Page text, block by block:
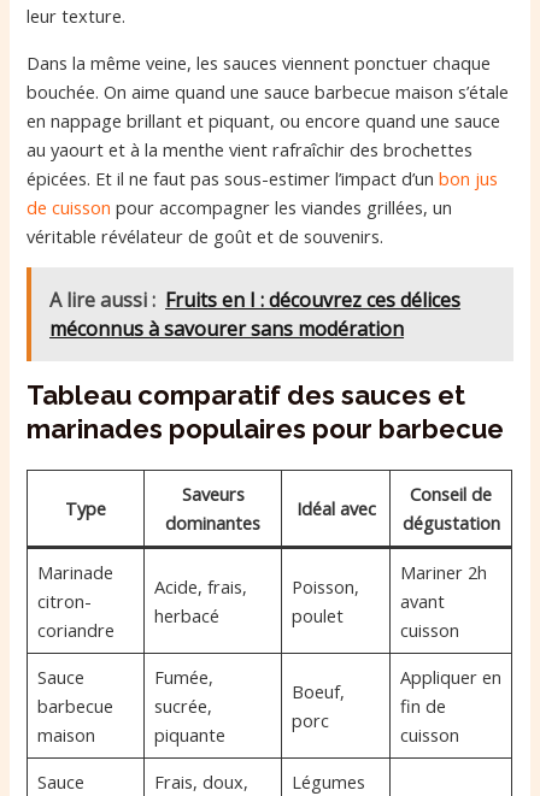
leur texture.
Dans la même veine, les sauces viennent ponctuer chaque
bouchée. On aime quand une sauce barbecue maison s’étale
en nappage brillant et piquant, ou encore quand une sauce
au yaourt et à la menthe vient rafraîchir des brochettes
épicées. Et il ne faut pas sous-estimer l’impact d’unbon jus
de cuisson pour accompagner les viandes grillées, un
véritable révélateur de goût et de souvenirs.
A lire aussi : Fruits en I : découvrez ces délices
méconnus à savourer sans modération
Tableau comparatif des sauces et
marinades populaires pour barbecue
Type
Saveurs
dominantes
Idéal avec
Conseil de
dégustation
Marinade
citron-
coriandre
Acide, frais,
herbacé
Poisson,
poulet
Mariner 2h
avant
cuisson
Sauce
barbecue
maison
Fumée,
sucrée,
piquante
Boeuf,
porc
Appliquer en
fin de
cuisson
Sauce
Frais, doux,
Légumes